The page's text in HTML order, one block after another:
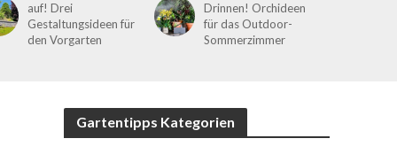
auf! Drei
Gestaltungsideen für
den Vorgarten
Drinnen! Orchideen
für das Outdoor-
Sommerzimmer
Gartentipps Kategorien